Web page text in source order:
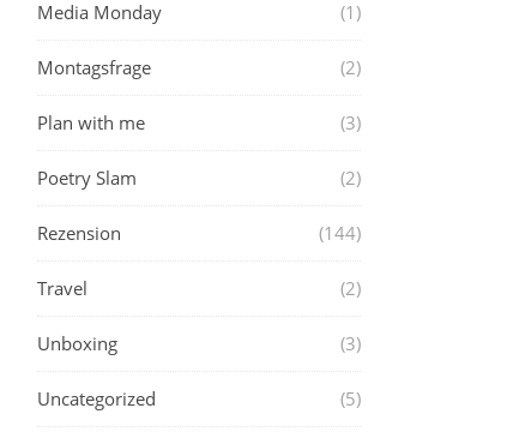
Media Monday (1)
Montagsfrage (2)
Plan with me (3)
Poetry Slam (2)
Rezension (144)
Travel (2)
Unboxing (3)
Uncategorized (5)